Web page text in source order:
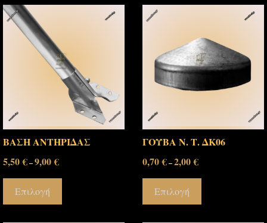
ΒΑΣΗ ΑΝΤΗΡΙΔΑΣ
5,50€–9,00€
Επιλογή
ΓΟΥΒΑ Ν. Τ. ΔΚ06
0,70€–2,00€
Επιλογή